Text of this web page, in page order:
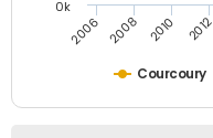
Courcoury
2006 2008 2010 2012
0k